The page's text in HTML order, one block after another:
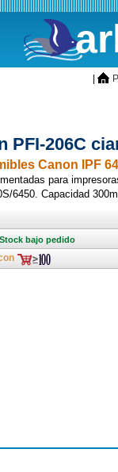
PFI-206C
Canon IPF
para
6450. Capacidad
Stock bajo pedido